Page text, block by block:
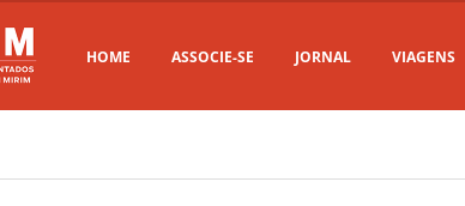
HOME ASSOCIE-SE JORNAL VIAGENS